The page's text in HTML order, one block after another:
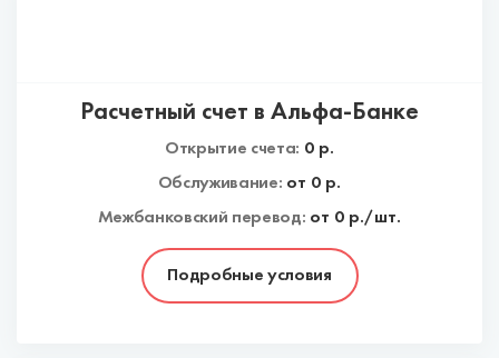
Подробные условия
Расчетный счет в Альфа-Банке
Открытие счета: 0 р.
Обслуживание: от 0 р.
Межбанковский перевод: от 0 р./шт.